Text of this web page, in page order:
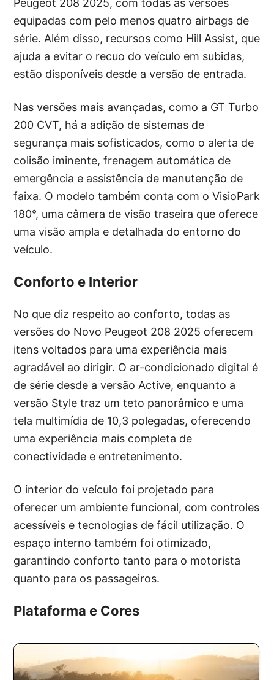
Peugeot 208 2025, com todas as versões
equipadas com pelo menos quatro airbags de
série. Além disso, recursos como Hill Assist, que
ajuda a evitar o recuo do veículo em subidas,
estão disponíveis desde a versão de entrada.
Nas versões mais avançadas, como a GT Turbo
200 CVT, há a adição de sistemas de
segurança mais sofisticados, como o alerta de
colisão iminente, frenagem automática de
emergência e assistência de manutenção de
faixa. O modelo também conta com o VisioPark
180°, uma câmera de visão traseira que oferece
uma visão ampla e detalhada do entorno do
veículo.
Conforto e Interior
No que diz respeito ao conforto, todas as
versões do Novo Peugeot 208 2025 oferecem
itens voltados para uma experiência mais
agradável ao dirigir. O ar-condicionado digital é
de série desde a versão Active, enquanto a
versão Style traz um teto panorâmico e uma
tela multimídia de 10,3 polegadas, oferecendo
uma experiência mais completa de
conectividade e entretenimento.
O interior do veículo foi projetado para
oferecer um ambiente funcional, com controles
acessíveis e tecnologias de fácil utilização. O
espaço interno também foi otimizado,
garantindo conforto tanto para o motorista
quanto para os passageiros.
Plataforma e Cores